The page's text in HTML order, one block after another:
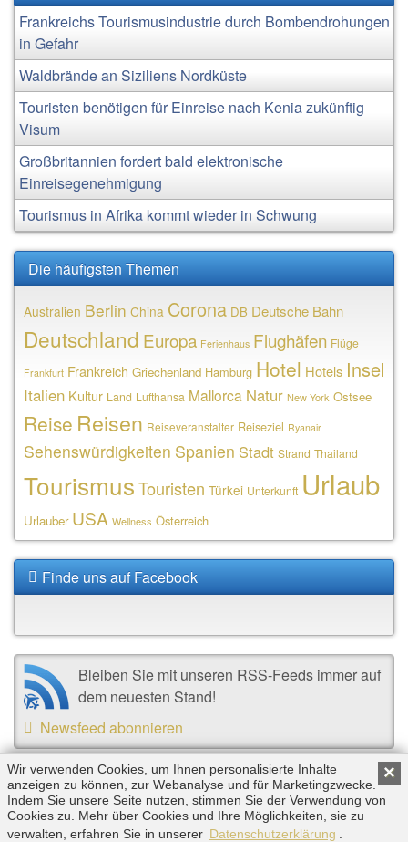
Frankreichs Tourismusindustrie durch Bombendrohungen
in Gefahr
Waldbrände an Siziliens Nordküste
Touristen benötigen für Einreise nach Kenia zukünftig
Visum
Großbritannien fordert bald elektronische
Einreisegenehmigung
Tourismus in Afrika kommt wieder in Schwung
Die häufigsten Themen
Australien Berlin China Corona DB Deutsche Bahn
Deutschland Europa Ferienhaus Flughäfen Flüge
Frankfurt Frankreich Griechenland Hamburg Hotel Hotels Insel
Italien Kultur Land Lufthansa Mallorca Natur New York Ostsee
Reise Reisen Reiseveranstalter Reiseziel Ryanair
Sehenswürdigkeiten Spanien Stadt Strand Thailand
TourismusTouristen Türkei Unterkunft Urlaub
Urlauber USA Wellness Österreich
Finde uns auf Facebook
Bleiben Sie mit unseren RSS-Feeds immer auf
dem neuesten Stand!
Newsfeed abonnieren
Copyright © 2026 by Triplemind GmbH. Alle Rechte
vorbehalten. |Impressum|Datenschutz
×
Wir verwenden Cookies, um Ihnen personalisierte Inhalte
anzeigen zu können, zur Webanalyse und für Marketingzwecke.
Indem Sie unsere Seite nutzen, stimmen Sie der Verwendung von
Cookies zu. Mehr über Cookies und Ihre Möglichkeiten, sie zu
verwalten, erfahren Sie in unserer Datenschutzerklärung